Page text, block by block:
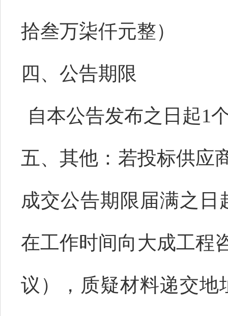
拾叁万柒仟元整）
四 、公告期限
自本公告发布之日起1
五、其他： 若投标供应
成交公告期限届满之日
在工作时间向 大成工程
议），质疑材料递交地